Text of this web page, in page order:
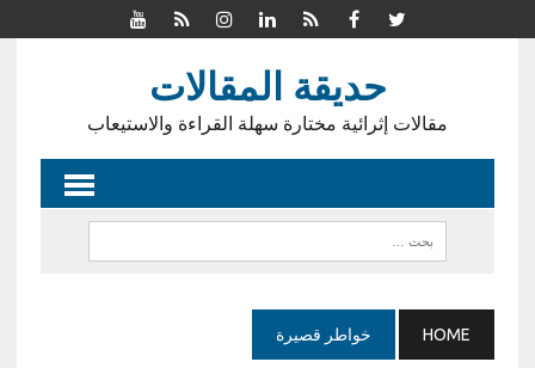
حديقة المقالات
مقالات إثرائية مختارة سهلة القراءة والاستيعاب
HOME خواطر قصيرة